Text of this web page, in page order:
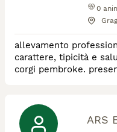
0
allevamento
carattere, tipicità e
corgi pembroke.
ARS